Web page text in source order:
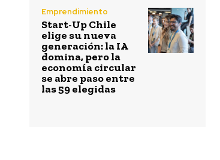
Emprendimiento
Start-Up Chile
elige su nueva
generación: la IA
domina, pero la
economía circular
se abre paso entre
las 59 elegidas